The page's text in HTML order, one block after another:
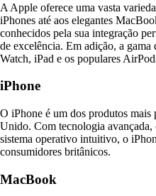
A Apple oferece uma vasta
iPhones até aos elegantes
conhecidos pela sua integração
de excelência. Em adição, a
Watch, iPad e os populares
iPhone
O iPhone é um dos produtos
Unido. Com tecnologia avançada,
sistema operativo intuitivo, o
consumidores britânicos.
MacBook